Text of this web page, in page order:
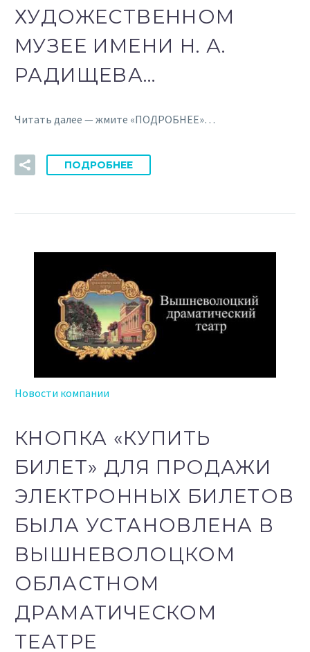
ХУДОЖЕСТВЕННОМ
МУЗЕЕ ИМЕНИ Н. А.
РАДИЩЕВА…
Читать далее — жмите «ПОДРОБНЕЕ»…
ПОДРОБНЕЕ
Новости компании
КНОПКА «КУПИТЬ
БИЛЕТ» ДЛЯ ПРОДАЖИ
ЭЛЕКТРОННЫХ БИЛЕТОВ
БЫЛА УСТАНОВЛЕНА В
ВЫШНЕВОЛОЦКОМ
ОБЛАСТНОМ
ДРАМАТИЧЕСКОМ
ТЕАТРЕ